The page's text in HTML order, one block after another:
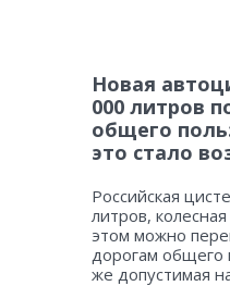
Новая
000 литров
общего
это стало
Российская
литров,
этом можно
дорогам общего
же допустимая